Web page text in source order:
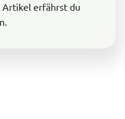
Artikel erfährst du